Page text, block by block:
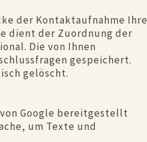
der Kontaktaufnahme Ihre
dient der Zuordnung der
Die von Ihnen
gespeichert.
gelöscht.
Google bereitgestellt
um Texte und